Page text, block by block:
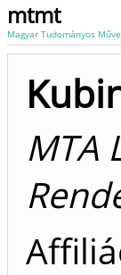
mtmt
Magyar Tudományos
MTA